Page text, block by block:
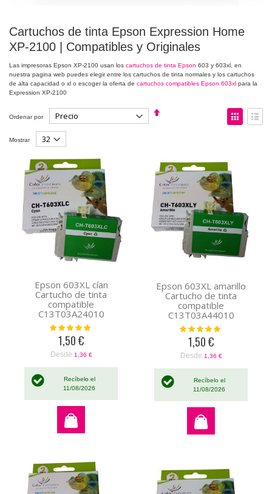
Cartuchos de tinta Epson Expression Home
XP-2100 | Compatibles y Originales
Las impresoras Epson XP-2100 usan los cartuchos de tinta Epson 603 y 603xl, en
nuestra pagina web puedes elegir entre los cartuchos de tinta normales y los cartuchos
de alta capacidad o xl o escoger la oferta de cartuchos compatibles Epson 603xl para la
Expression XP-2100
Ordenar por
Fijar
Ver
como
Mostrar
Epson 603XL cían
Cartucho de tinta
compatible
C13T03A24010
Valoración:
1,50 €
Desde 1,36 €
Recíbelo el
11/08/2026
Epson 603XL amarillo
Cartucho de tinta
compatible
C13T03A44010
Valoración:
1,50 €
Desde 1,36 €
Recíbelo el
11/08/2026